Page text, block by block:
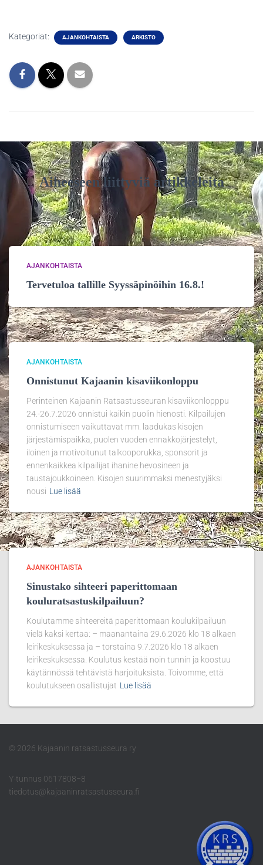
Kategoriat: AJANKOHTAISTA ARKISTO
Aiheeseen liittyviä artikkeleita
AJANKOHTAISTA
Tervetuloa tallille Syyssäpinöihin 16.8.!
AJANKOHTAISTA
Onnistunut Kajaanin kisaviikonloppu
Perinteinen Kajaanin Ratsastusseuran kisaviikonlopppu
24.-26.7.2026 onnistui kaikin puolin hienosti. Kilpailujen
onnistumiseen vaikuttavat mm. laadukas kisojen
järjestämispaikka, puolen vuoden ennakkojärjestelyt,
iloinen ja motivoitunut talkooporukka, sponsorit ja
ennenkaikkea kilpailijat ihanine hevosineen ja
taustajoukkoineen. Kisojen suurimmaksi menestyjäksi
nousi Lue lisää
AJANKOHTAISTA
Sinustako sihteeri paperittomaan
kouluratsastuskilpailuun?
Koulutamme sihteereitä paperittomaan koulukilpailuun
vielä kaksi kertaa: – maanantaina 29.6.2026 klo 18 alkaen
leirikeskuksessa ja – torstaina 9.7.2026 klo 18 alkaen
leirikeskuksessa. Koulutus kestää noin tunnin ja koostuu
käytännössä tehtävistä harjoituksista. Toivomme, että
koulutukseen osallistujat Lue lisää
© 2026 Kajaanin ratsastusseura ry
Y-tunnus 0617808−8
tiedotus@kajaaninratsastusseura.fi